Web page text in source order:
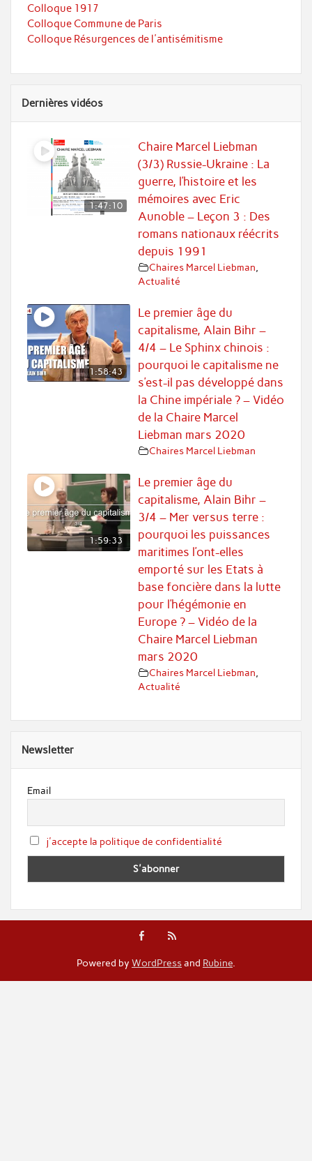
Colloque 1917
Colloque Commune de Paris
Colloque Résurgences de l'antisémitisme
Dernières vidéos
1:47:10
Chaire Marcel Liebman
(3/3) Russie-Ukraine : La
guerre, l’histoire et les
mémoires avec Eric
Aunoble – Leçon 3 : Des
romans nationaux réécrits
depuis 1991
Chaires Marcel Liebman
Actualité
1:58:43
Le premier âge du
capitalisme, Alain Bihr –
4/4 – Le Sphinx chinois :
pourquoi le capitalisme ne
s’est-il pas développé dans
la Chine impériale ? – Vidéo
de la Chaire Marcel
Liebman mars 2020
Chaires Marcel Liebman
1:59:33
Le premier âge du
capitalisme, Alain Bihr –
3/4 – Mer versus terre :
pourquoi les puissances
maritimes l’ont-elles
emporté sur les Etats à
base foncière dans la lutte
pour l’hégémonie en
Europe ? – Vidéo de la
Chaire Marcel Liebman
mars 2020
Chaires Marcel Liebman
Actualité
Newsletter
Email
j'accepte la politique de confidentialité
Powered by WordPressand Rubine